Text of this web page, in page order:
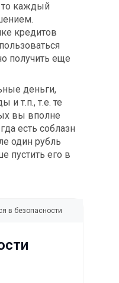
то каждый
кредитов
получить еще
деньги,
и т.п., т.е. те
вы вполне
есть соблазн
один рубль
пустить его в
в безопасности